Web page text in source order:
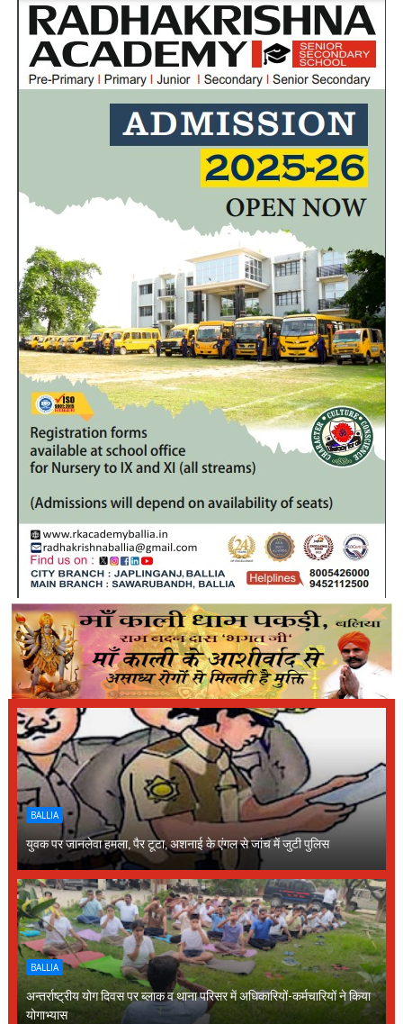
BALLIA
युवक पर जानलेवा हमला, पैर टूटा, अशनाई के एंगल से जांच में जुटी पुलिस
BALLIA
अन्तर्राष्ट्रीय योग दिवस पर ब्लाक व थाना परिसर में अधिकारियों-कर्मचारियों ने किया
योगाभ्यास